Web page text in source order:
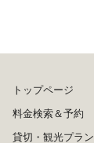
トップページ
料金検索＆予約
貸切・観光プラン